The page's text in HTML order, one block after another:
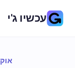
עכשיו ג'י